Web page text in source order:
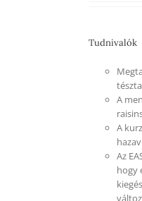
Tudnivalók
A
A
Az
hogy